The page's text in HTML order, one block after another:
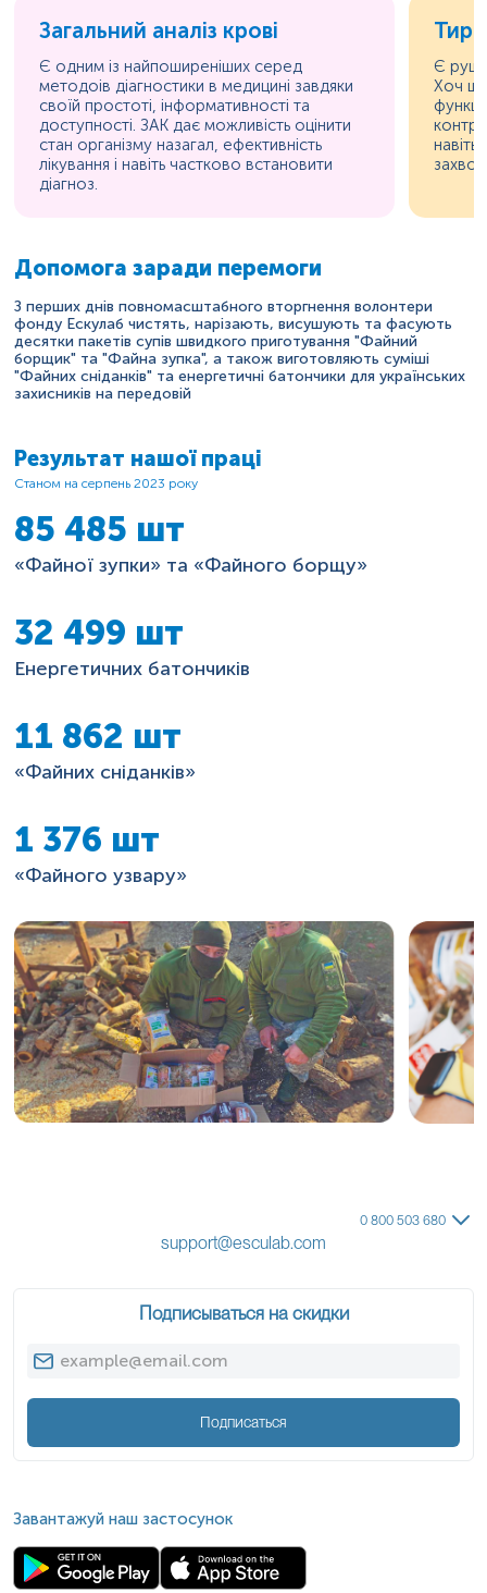
Загальний аналіз крові
Є одним із найпоширеніших серед
методоів діагностики в медицині завдяки
своїй простоті, інформативності та
доступності. ЗАК дає можливість оцінити
стан організму назагал, ефективність
лікування і навіть частково встановити
діагноз.
Є
Хоч
Допомога заради перемоги
З перших днів повномасштабного вторгнення волонтери
фонду Ескулаб чистять, нарізають, висушують та фасують
десятки пакетів супів швидкого приготування "Файний
борщик" та "Файна зупка", а також виготовляють суміші
"Файних сніданків" та енергетичні батончики для українських
захисників на передовій
Результат нашої праці
Cтаном на серпень 2023 року
85 485 шт
«Файної зупки» та «Файного борщу»
32 499 шт
Енергетичних батончиків
11 862 шт
«Файних сніданків»
1 376 шт
«Файного узвару»
0 800 503 680
support@esculab.com
Подписываться на скидки
Подписаться
Завантажуй наш застосунок